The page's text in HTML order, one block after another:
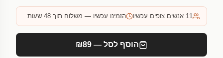
11 אנשים צופים עכשיו הזמינו עכשיו — משלוח תוך 48 שעות
הוסף לסל — ₪89